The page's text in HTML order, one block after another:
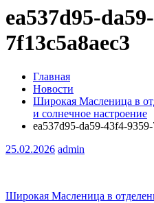
ea537d95-
7f13c5a8aec3
Главная
Новости
Широкая Масленица в
и солнечное настроение
ea537d95-da59-43f4-
25.02.2026 admin
Навигация
Широкая Масленица в